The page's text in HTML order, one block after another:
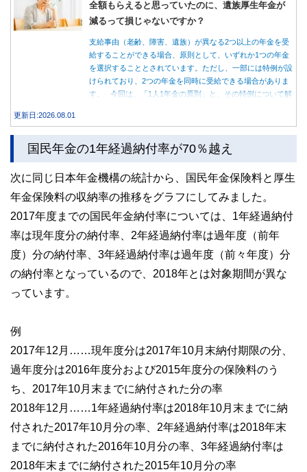
全額もらえると思っていたのに、遺族厚生年金が
減るって損じゃないですか？
支給事由（老齢、障害、遺族）が異なる2つ以上の年金を受
給することができる場合、原則として、いずれか1つの年金
を選択することとされています。ただし、一部には特例が設
けられており、2つの年金を同時に受給できる場合がありま
す。 今回は、「1人1年金の原則」と、その特例について解
更新日:2026.08.01
国民年金の1年経過納付率が70％越え
次に同じ日本年金機構の統計から、国民年金保険料と厚生
年金保険料の収納率の推移をグラフにしてみました。
2017年度までの国民年金納付率については、1年経過納付
率は現年度分の納付率、2年経過納付率は過年度（前年
度）分の納付率、3年経過納付率は過年度（前々年度）分
の納付率となっているので、2018年とは対象期間が異な
っています。
例
2017年12月……現年度分は2017年10月末納付期限の分、
過年度分は2016年度分および2015年度分の保険料のう
ち、2017年10月末までに納付された分の率
2018年12月……1年経過納付率は2018年10月末までに納
付された2017年10月分の率、2年経過納付率は2018年末
までに納付された2016年10月分の率、3年経過納付率は
2018年末までに納付された2015年10月分の率